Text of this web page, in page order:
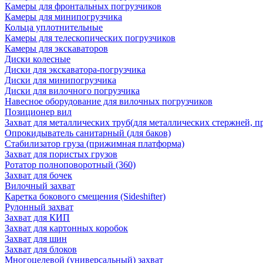
Камеры для фронтальных погрузчиков
Камеры для минипогрузчика
Кольца уплотнительные
Камеры для телескопических погрузчиков
Камеры для экскаваторов
Диски колесные
Диски для экскаватора-погрузчика
Диски для минипогрузчика
Диски для вилочного погрузчика
Навесное оборудование для вилочных погрузчиков
Позиционер вил
Захват для металлических труб(для металлических стержней,
Опрокидыватель санитарный (для баков)
Стабилизатор груза (прижимная платформа)
Захват для пористых грузов
Ротатор полноповоротный (360)
Захват для бочек
Вилочный захват
Каретка бокового смещения (Sideshifter)
Рулонный захват
Захват для КИП
Захват для картонных коробок
Захват для шин
Захват для блоков
Многоцелевой (универсальный) захват